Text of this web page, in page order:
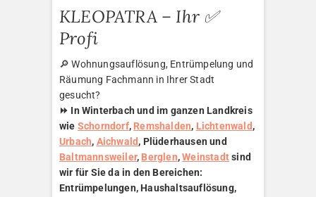
KLEOPATRA – Ihr ✅
Profi
🔎 Wohnungsauflösung, Entrümpelung und
Räumung Fachmann in Ihrer Stadt
gesucht?
⏩ In Winterbach und im ganzen Landkreis
wie Schorndorf, Remshalden, Lichtenwald ,
Urbach, Aichwald , Plüderhausen und
Baltmannsweiler, Berglen,Weinstadtsind
wir für Sie da in den Bereichen:
Entrümpelungen, Haushaltsauflösung,